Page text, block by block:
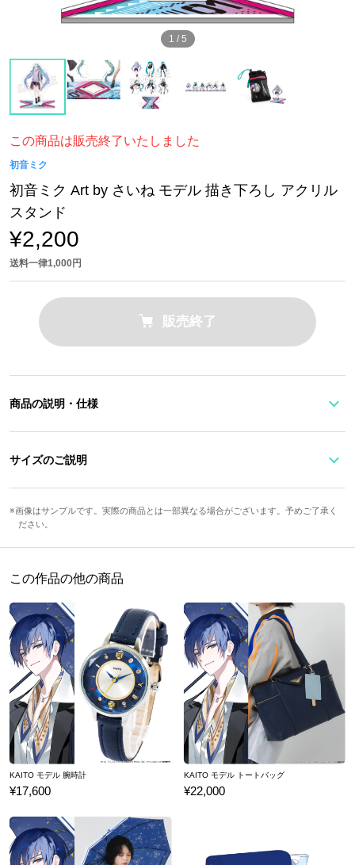
1 / 5
この商品は販売終了いたしました
初音ミク
初音ミク Art by さいね モデル 描き下ろし アクリル
スタンド
¥2,200
送料一律1,000円
販売終了
商品の説明・仕様
化。
並べて飾れる特別仕様。
ミクの髪飾りをイメージしたデザインが現れます！
※並べてお楽しみいただく際に立体的に飾ることができるよう、台
※缶バッジとスマホショルダーバッグは付属いたしません。
Art by さいね / LAM / のう / necömi / フカヒレ / Rosuuri © Crypton
Future Media, INC. www.piapro.net
原産国／ 日本
素材／ アクリル
サイズのご説明
本体高さ 本体幅 台座縦 台座横 厚さ
約10cm 約6.7cm 約6.4cm 約8cm 約0.3cm
画像はサンプルです。実際の商品とは一部異なる場合がございます。予めご了承く
ださい。
この作品の他の商品
KAITO モデル 腕時計
¥17,600
KAITO モデル トートバッグ
¥22,000